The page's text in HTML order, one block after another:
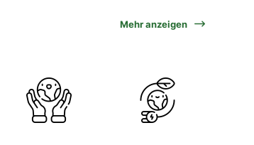
Mehr anzeigen